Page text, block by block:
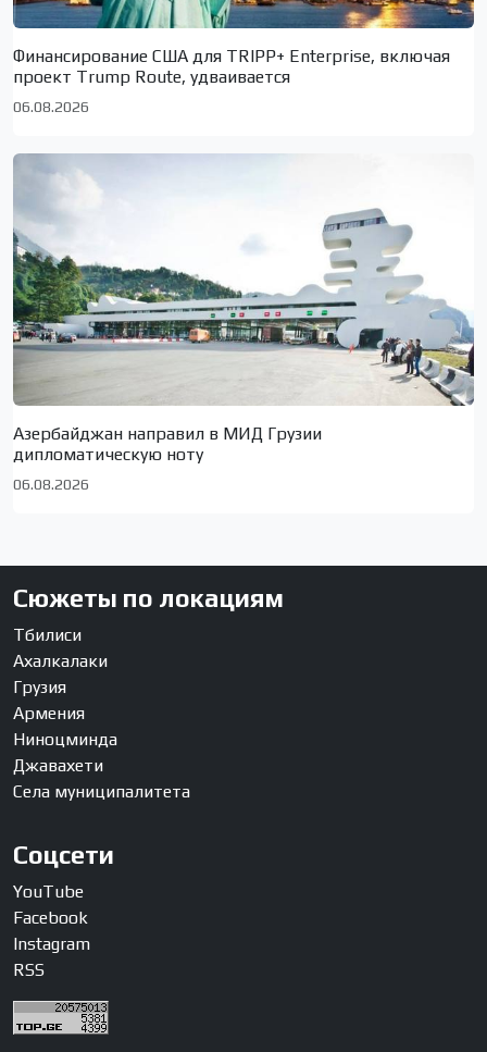
Финансирование США для TRIPP+ Enterprise, включая
проект Trump Route, удваивается
06.08.2026
Азербайджан направил в МИД Грузии
дипломатическую ноту
06.08.2026
Сюжеты по локациям
Тбилиси
Ахалкалаки
Грузия
Армения
Ниноцминда
Джавахети
Села муниципалитета
Соцсети
YouTube
Facebook
Instagram
RSS